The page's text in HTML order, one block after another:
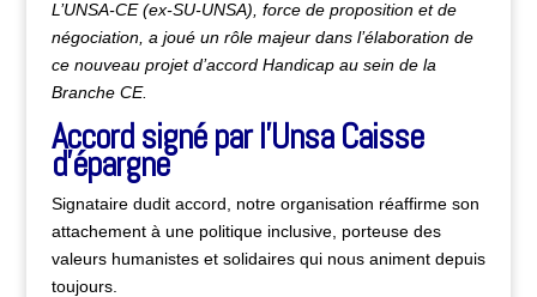
L’UNSA-CE (ex-SU-UNSA), force de proposition et de
négociation, a joué un rôle majeur dans l’élaboration de
ce nouveau projet d’accord Handicap au sein de la
Branche CE.
Accord signé par l’Unsa Caisse
d’épargne
Signataire dudit accord, notre organisation réaffirme son
attachement à une politique inclusive, porteuse des
valeurs humanistes et solidaires qui nous animent depuis
toujours.